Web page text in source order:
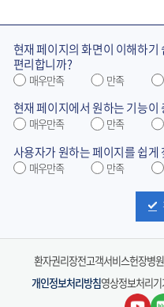
현재 페이지의 화면이 이해하기
편리합니까?
매우만족 만족
현재 페이지에서 원하는 기능이
매우만족 만족
사용자가 원하는 페이지를 쉽게
매우만족 만족
환자권리장전고객서비스헌장병
개인정보처리방침영상정보처리